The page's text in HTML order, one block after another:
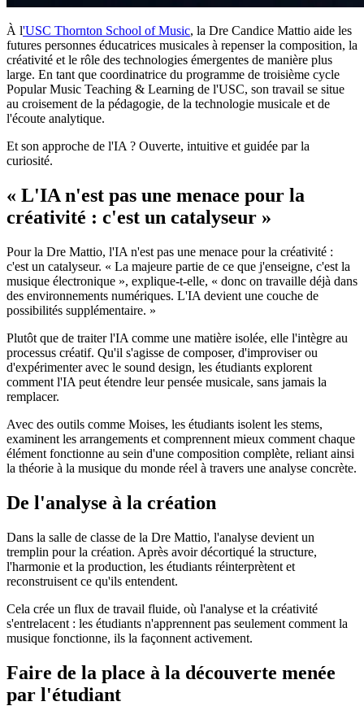
À l'USC Thornton School of Music, la Dre Candice Mattio aide les
futures personnes éducatrices musicales à repenser la composition, la
créativité et le rôle des technologies émergentes de manière plus
large. En tant que coordinatrice du programme de troisième cycle
Popular Music Teaching & Learning de l'USC, son travail se situe
au croisement de la pédagogie, de la technologie musicale et de
l'écoute analytique.
Et son approche de l'IA ? Ouverte, intuitive et guidée par la
curiosité.
« L'IA n'est pas une menace pour la
créativité : c'est un catalyseur »
Pour la Dre Mattio, l'IA n'est pas une menace pour la créativité :
c'est un catalyseur. « La majeure partie de ce que j'enseigne, c'est la
musique électronique », explique-t-elle, « donc on travaille déjà dans
des environnements numériques. L'IA devient une couche de
possibilités supplémentaire. »
Plutôt que de traiter l'IA comme une matière isolée, elle l'intègre au
processus créatif. Qu'il s'agisse de composer, d'improviser ou
d'expérimenter avec le sound design, les étudiants explorent
comment l'IA peut étendre leur pensée musicale, sans jamais la
remplacer.
Avec des outils comme Moises, les étudiants isolent les stems,
examinent les arrangements et comprennent mieux comment chaque
élément fonctionne au sein d'une composition complète, reliant ainsi
la théorie à la musique du monde réel à travers une analyse concrète.
De l'analyse à la création
Dans la salle de classe de la Dre Mattio, l'analyse devient un
tremplin pour la création. Après avoir décortiqué la structure,
l'harmonie et la production, les étudiants réinterprètent et
reconstruisent ce qu'ils entendent.
Cela crée un flux de travail fluide, où l'analyse et la créativité
s'entrelacent : les étudiants n'apprennent pas seulement comment la
musique fonctionne, ils la façonnent activement.
Faire de la place à la découverte menée
par l'étudiant